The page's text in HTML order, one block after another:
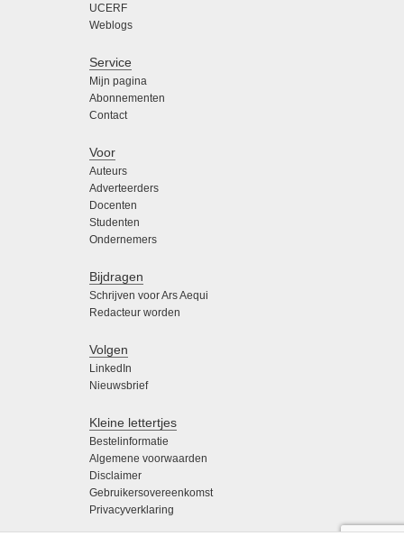
UCERF
Weblogs
Service
Mijn pagina
Abonnementen
Contact
Voor
Auteurs
Adverteerders
Docenten
Studenten
Ondernemers
Bijdragen
Schrijven voor Ars Aequi
Redacteur worden
Volgen
LinkedIn
Nieuwsbrief
Kleine lettertjes
Bestelinformatie
Algemene voorwaarden
Disclaimer
Gebruikersovereenkomst
Privacyverklaring